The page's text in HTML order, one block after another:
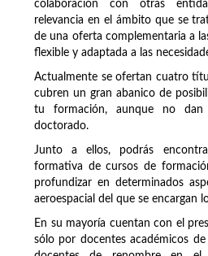
colaboración con otras
relevancia en el ámbito que se
de una oferta complementaria a
flexible y adaptada a las
Actualmente se ofertan cuatro
cubren un gran abanico de
tu formación, aunque no dan
doctorado.
Junto a ellos, podrás
formativa de cursos de
profundizar en determinados
aeroespacial del que se encargan
En su mayoría cuentan con el
sólo por docentes académicos